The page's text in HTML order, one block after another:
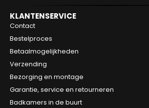
KLANTENSERVICE
Contact
Bestelproces
Betaalmogelijkheden
Verzending
Bezorging en montage
Garantie, service en retourneren
Badkamers in de buurt